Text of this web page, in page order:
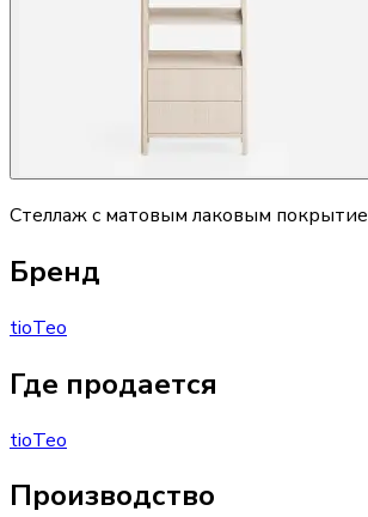
Стеллаж с матовым лаковым
Бренд
tioTeo
Где продается
tioTeo
Производство